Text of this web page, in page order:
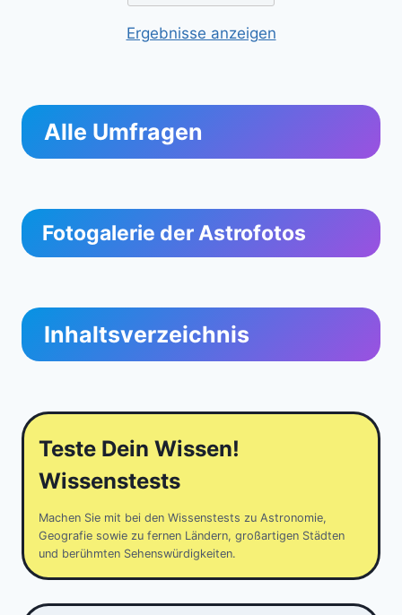
Ergebnisse anzeigen
Alle Umfragen
Fotogalerie der Astrofotos
Inhaltsverzeichnis
Teste Dein Wissen!
Wissenstests
Machen Sie mit bei den Wissenstests zu Astronomie,
Geografie sowie zu fernen Ländern, großartigen Städten
und berühmten Sehenswürdigkeiten.